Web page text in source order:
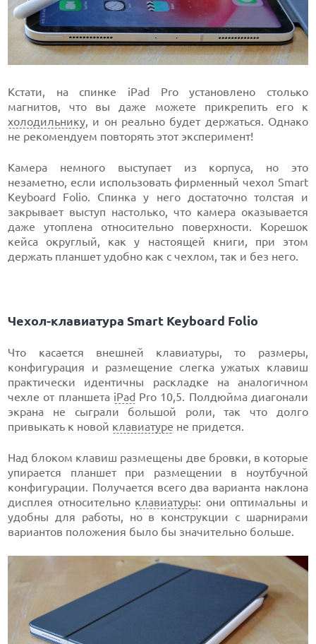
Кстати, на спинке iPad Pro установлено столько
магнитов, что вы даже можете прикрепить его к
холодильнику, и он реально будет держаться. Однако
не рекомендуем повторять этот эксперимент!
Камера немного выступает из корпуса, но это
незаметно, если использовать фирменный чехол Smart
Keyboard Folio. Спинка у него достаточно толстая и
закрывает выступ настолько, что камера оказывается
даже утоплена относительно поверхности. Корешок
кейса округлый, как у настоящей книги, при этом
держать планшет удобно как с чехлом, так и без него.
Чехол-клавиатура Smart Keyboard Folio
Что касается внешней клавиатуры, то размеры,
конфигурация и размещение слегка ужатых клавиш
практически идентичны раскладке на аналогичном
чехле от планшета iPad Pro 10,5. Полдюйма диагонали
экрана не сыграли большой роли, так что долго
привыкать к новой клавиатуре не придется.
Над блоком клавиш размещены две бровки, в которые
упирается планшет при размещении в ноутбучной
конфигурации. Получается всего два варианта наклона
дисплея относительно клавиатуры: они оптимальны и
удобны для работы, но в конструкции с шарнирами
вариантов положения было бы значительно больше.